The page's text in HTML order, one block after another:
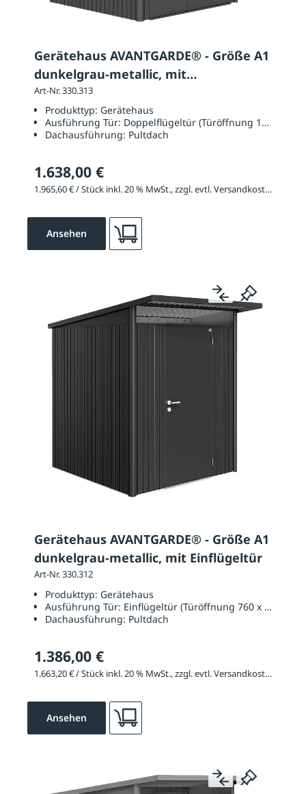
Gerätehaus AVANTGARDE® - Größe A1
dunkelgrau-metallic, mit
Doppelflügeltür
Art-Nr. 330.313
Produkttyp: Gerätehaus
Ausführung Tür: Doppelflügeltür (Türöffnung 1390 x
Dachausführung: Pultdach
1.638,00 €
1.965,60 € / Stück inkl. 20 % MwSt., zzgl. evtl. Versandkosten
Ansehen
Gerätehaus AVANTGARDE® - Größe A1
dunkelgrau-metallic, mit Einflügeltür
Art-Nr. 330.312
Produkttyp: Gerätehaus
Ausführung Tür: Einflügeltür (Türöffnung 760 x 1820
Dachausführung: Pultdach
1.386,00 €
1.663,20 € / Stück inkl. 20 % MwSt., zzgl. evtl. Versandkosten
Ansehen